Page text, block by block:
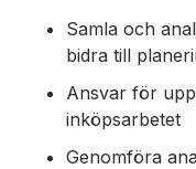
Samla och
bidra till
Ansvar för
inköpsarbetet
Genomföra